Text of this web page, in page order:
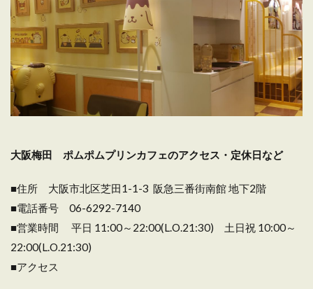
大阪梅田 ポムポムプリンカフェのアクセス・定休日など
■住所 大阪市北区芝田1-1-3 阪急三番街南館 地下2階
■電話番号 06-6292-7140
■営業時間 平日 11:00～22:00(L.O.21:30) 土日祝 10:00～
22:00(L.O.21:30)
■アクセス